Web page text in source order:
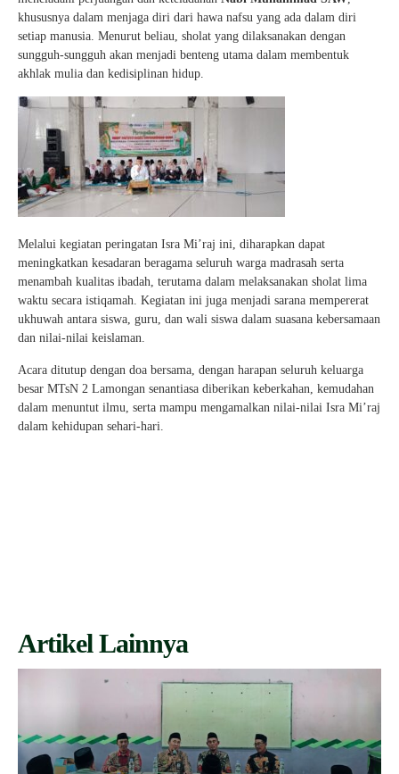
khususnya dalam menjaga diri dari hawa nafsu yang ada dalam diri
setiap manusia. Menurut beliau, sholat yang dilaksanakan dengan
sungguh-sungguh akan menjadi benteng utama dalam membentuk
akhlak mulia dan kedisiplinan hidup.
Melalui kegiatan peringatan Isra Mi’raj ini, diharapkan dapat
meningkatkan kesadaran beragama seluruh warga madrasah serta
menambah kualitas ibadah, terutama dalam melaksanakan sholat lima
waktu secara istiqamah. Kegiatan ini juga menjadi sarana mempererat
ukhuwah antara siswa, guru, dan wali siswa dalam suasana kebersamaan
dan nilai-nilai keislaman.
Acara ditutup dengan doa bersama, dengan harapan seluruh keluarga
besar MTsN 2 Lamongan senantiasa diberikan keberkahan, kemudahan
dalam menuntut ilmu, serta mampu mengamalkan nilai-nilai Isra Mi’raj
dalam kehidupan sehari-hari.
Artikel Lainnya